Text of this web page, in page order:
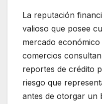
La reputación
valioso que posee
mercado
comercios
reportes de crédito
riesgo que
antes de otorgar un